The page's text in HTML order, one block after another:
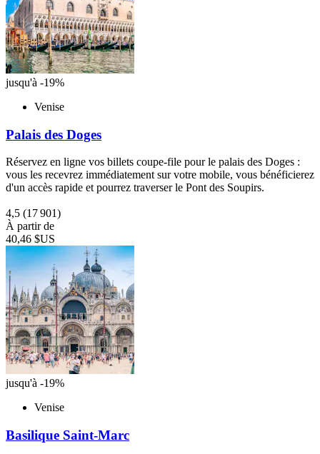
jusqu'à -19%
Venise
Palais des Doges
Réservez en ligne vos billets coupe-file pour le palais des Doges :
vous les recevrez immédiatement sur votre mobile, vous bénéficierez
d'un accès rapide et pourrez traverser le Pont des Soupirs.
4,5 (17 901)
À partir de
40,46 $US
jusqu'à -19%
Venise
Basilique Saint-Marc